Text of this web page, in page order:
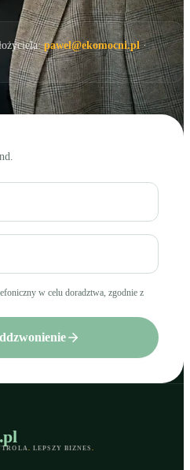
pawel@ekomocni.pl·
w celu doradztwa, zgodnie z
. LEPSZY BIZNES .